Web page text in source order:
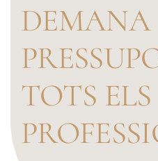
DEMANA
TOTS ELS